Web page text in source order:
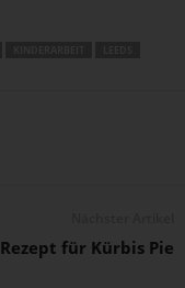
Rezept für Kürbis Pie